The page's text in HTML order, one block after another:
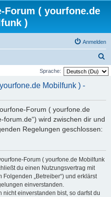
( yourfone.de
)
Anmelden
u
Sprache:
Mobilfunk ) -
Forum ( yourfone.de
forum.de“) wird zwischen dir und
Regelungen geschlossen:
Forum ( yourfone.de Mobilfunk
du einen Nutzungsvertrag mit
„Betreiber“) und erklärst
einverstanden.
einverstanden bist, so darfst du